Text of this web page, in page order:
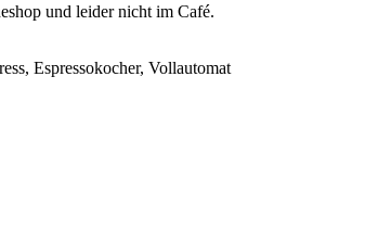
und leider nicht im Café.
Espressokocher, Vollautomat